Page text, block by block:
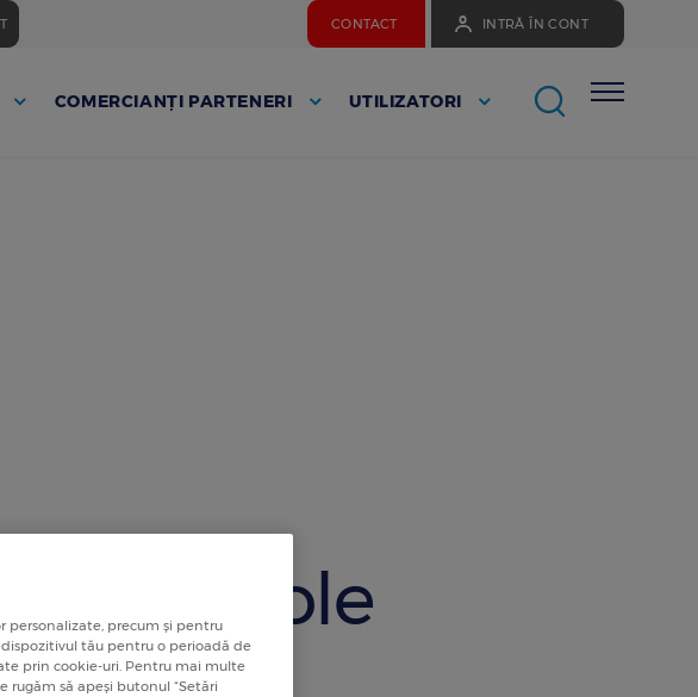
CONTACT INTRĂ ÎN CONT
COMERCIANȚI PARTENERI UTILIZATORI
Articole
personalizate, precum și pentru
tău pentru o perioadă de
prin cookie-uri. Pentru mai multe
rugăm să apeși butonul “Setări